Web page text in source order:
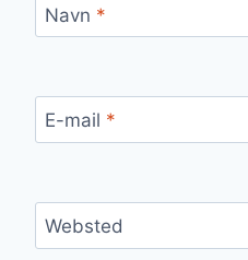
Navn *
E-mail *
Websted